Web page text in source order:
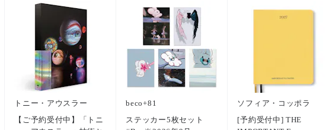
トニー・アウスラー
【ご予約受付中】「トニ
beco+81
ステッカー5枚セット
ソフィア・コッポラ
[予約受付中] THE